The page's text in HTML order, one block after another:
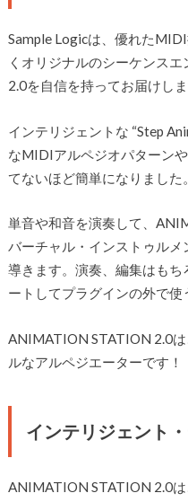
Sample Logicは、優れた
くオリジナルのシーケンス
2.0を自信を持ってお届けしま
インテリジェントな “Step
なMIDIアルペジオパターン
てないほど簡単になりました。
単音や和音を演奏して、
バーチャル・インストゥル
導きます。演奏、編集はも
ートしてプラグインの外で使
ANIMATION STATION 2.0
ルなアルペジエーターです！
インテリジェント
ANIMATION STATION 2.0